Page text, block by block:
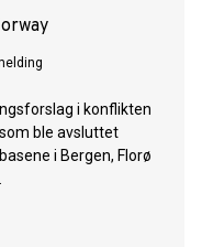
to the Nordic
i konflikten
ble avsluttet
i Bergen, Florø